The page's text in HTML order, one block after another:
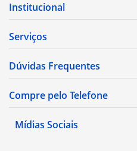
Institucional
Serviços
Dúvidas Frequentes
Compre pelo Telefone
Mídias Sociais